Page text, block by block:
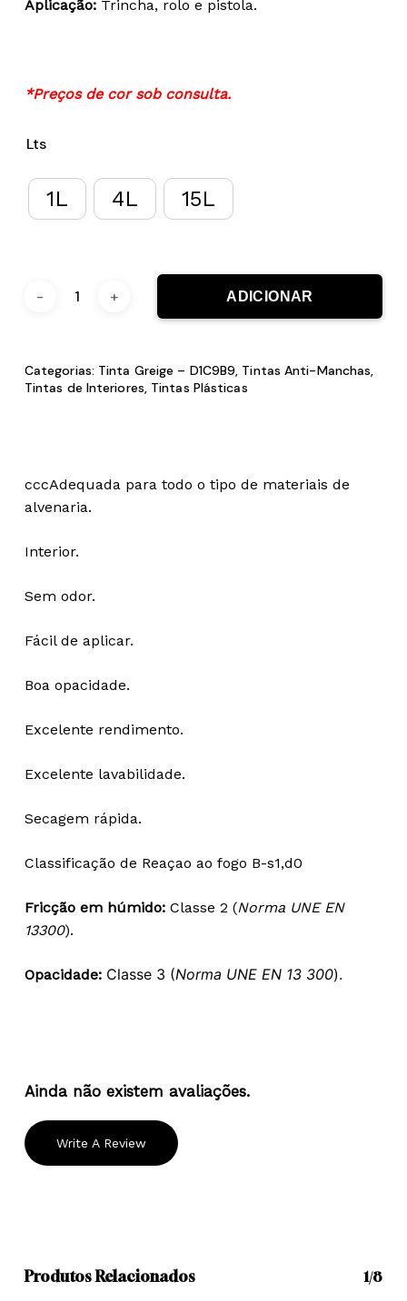
Aplicação:Trincha, rolo e pistola.
*Preços de cor sob consulta.
Lts
1L 4L 15L
ADICIONAR
Categorias: Tinta Greige – D1C9B9, Tintas Anti-Manchas,
Tintas de Interiores, Tintas Plásticas
cccAdequada para todo o tipo de materiais de
alvenaria.
Interior.
Sem odor.
Fácil de aplicar.
Boa opacidade.
Excelente rendimento.
Excelente lavabilidade.
Secagem rápida.
Classificação de Reaçao ao fogo B-s1,d0
Fricção em húmido:Classe 2 (Norma UNE EN
13300).
Opacidade: Classe 3 (Norma UNE EN 13 300).
Ainda não existem avaliações.
Write A Review
Produtos Relacionados 1/8